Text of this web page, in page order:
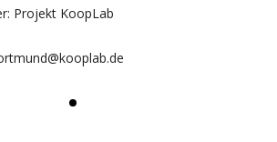
Projekt KoopLab